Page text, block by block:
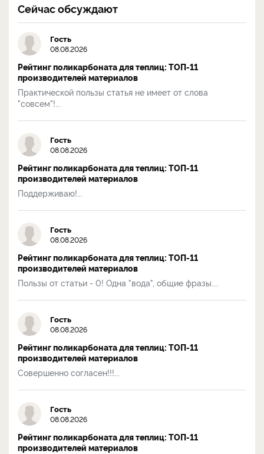
Сейчас обсуждают
Гость
08.08.2026
Рейтинг поликарбоната для теплиц: ТОП-11
производителей материалов
Практической пользы статья не имеет от слова
"совсем"!...
Гость
08.08.2026
Рейтинг поликарбоната для теплиц: ТОП-11
производителей материалов
Поддерживаю!...
Гость
08.08.2026
Рейтинг поликарбоната для теплиц: ТОП-11
производителей материалов
Пользы от статьи - 0! Одна "вода", общие фразы....
Гость
08.08.2026
Рейтинг поликарбоната для теплиц: ТОП-11
производителей материалов
Совершенно согласен!!!...
Гость
08.08.2026
Рейтинг поликарбоната для теплиц: ТОП-11
производителей материалов